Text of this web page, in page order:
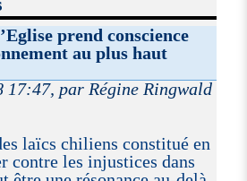
prend conscience
au plus haut
17:47, par Régine Ringwald
laïcs chiliens constitué en
contre les injustices dans